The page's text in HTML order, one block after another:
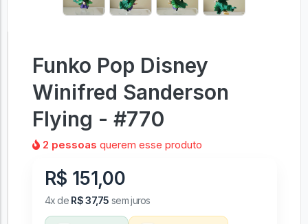
Funko Pop Disney
Winifred Sanderson
Flying - #770
2 pessoas querem esse produto
R$ 151,00
4x de R$ 37,75 sem juros